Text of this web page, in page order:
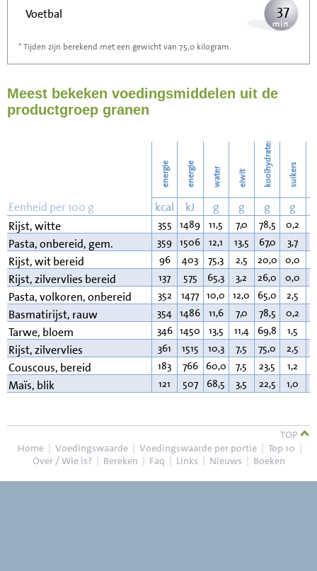
Voetbal 37
Stofzuigen
Strijken 122
140
* Tijden zijn berekend met een gewicht van 75,0 kilogram.
Meest bekeken voedingsmiddelen uit de
productgroep granen
energie energie water eiwit koolhydraten suikers
Eenheid per 100 g kcal kJ g g g g
Rijst, witte
355 1489 11,5 7,0 78,5 0,2
Pasta, onbereid, gem. 359 1506 12,1 13,5 67,0 3,7
Rijst, wit bereid 96 403 75,3 2,5 20,0 0,0
Rijst, zilvervlies bereid 137 575 65,3 3,2 26,0 0,0
Pasta, volkoren, onbereid 352 1477 10,0 12,0 65,0 2,5
Basmatirijst, rauw 354 1486 11,6 7,0 78,5 0,2
Tarwe, bloem 346 1450 13,5 11,4 69,8 1,5
Rijst, zilvervlies 361 1515 10,3 7,5 75,0 2,5
Couscous, bereid 183 766 60,0 7,5 23,5 1,2
Maïs, blik 121 507 68,5 3,5 22,5 1,0
TOP
Home | Voedingswaarde | Voedingswaarde per portie | Top 10 |
Over / Wie is? | Bereken | Faq | Links | Nieuws | Boeken